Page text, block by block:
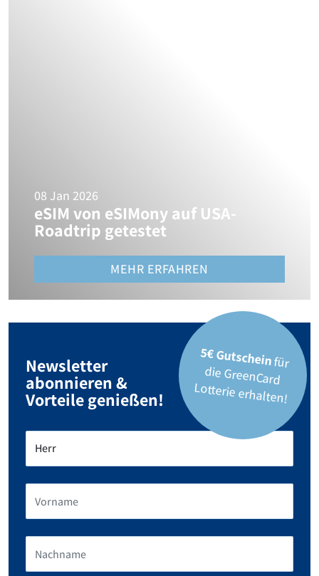
08 Jan 2026
eSIM von eSIMony auf USA-
Roadtrip getestet
MEHR ERFAHREN
Newsletter
abonnieren &
Vorteile genießen!
5€ Gutscheinfür
die GreenCard
Lotterie erhalten!